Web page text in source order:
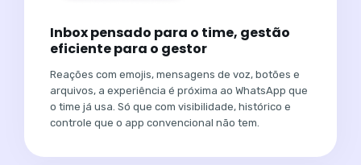
Inbox pensado para o time, gestão
eficiente para o gestor
Reações com emojis, mensagens de voz, botões e
arquivos, a experiência é próxima ao WhatsApp que
o time já usa. Só que com visibilidade, histórico e
controle que o app convencional não tem.